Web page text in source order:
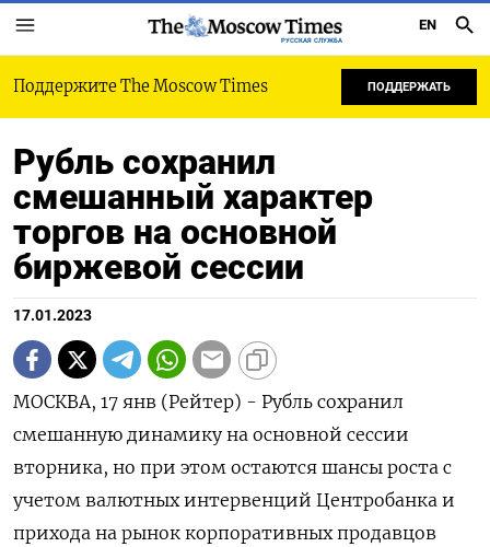
РУССКАЯ СЛУЖБА
EN
Поддержите The Moscow Times ПОДДЕРЖАТЬ
Рубль сохранил
смешанный характер
торгов на основной
биржевой сессии
17.01.2023
МОСКВА, 17 янв (Рейтер) - Рубль сохранил
смешанную динамику на основной сессии
вторника, но при этом остаются шансы роста с
учетом валютных интервенций Центробанка и
прихода на рынок корпоративных продавцов